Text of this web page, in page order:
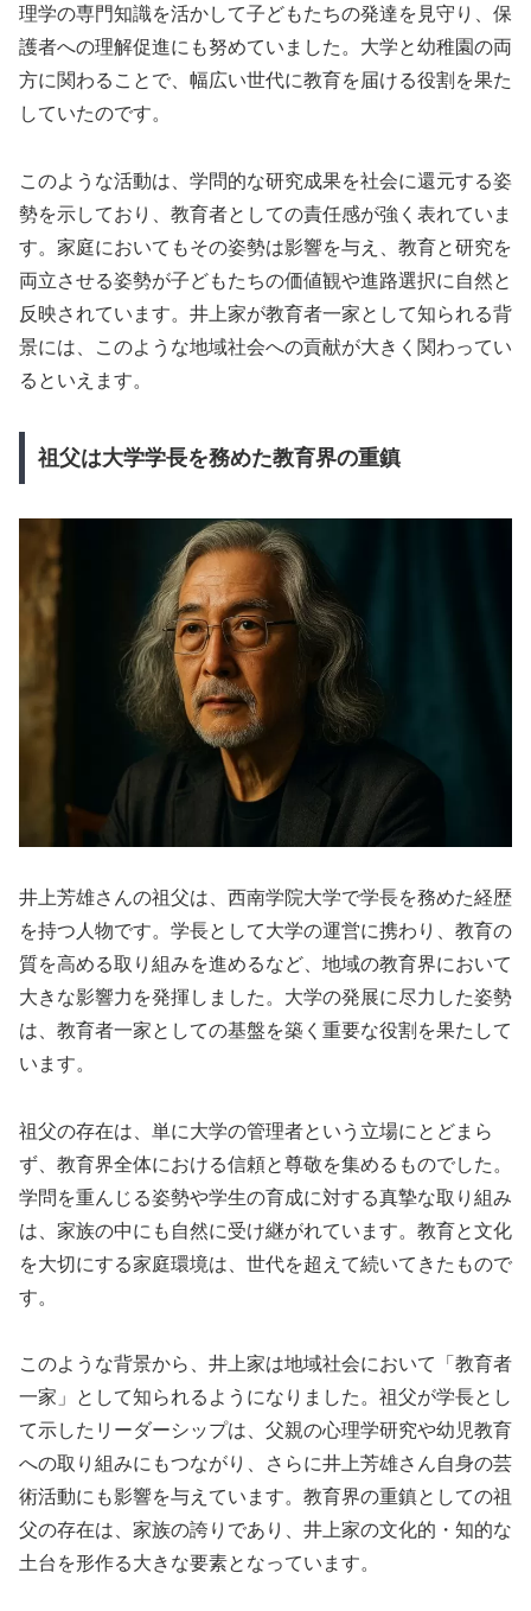
理学の専門知識を活かして子どもたちの発達を見守り、保
護者への理解促進にも努めていました。大学と幼稚園の両
方に関わることで、幅広い世代に教育を届ける役割を果た
していたのです。
このような活動は、学問的な研究成果を社会に還元する姿
勢を示しており、教育者としての責任感が強く表れていま
す。家庭においてもその姿勢は影響を与え、教育と研究を
両立させる姿勢が子どもたちの価値観や進路選択に自然と
反映されています。井上家が教育者一家として知られる背
景には、このような地域社会への貢献が大きく関わってい
るといえます。
祖父は大学学長を務めた教育界の重鎮
井上芳雄さんの祖父は、西南学院大学で学長を務めた経歴
を持つ人物です。学長として大学の運営に携わり、教育の
質を高める取り組みを進めるなど、地域の教育界において
大きな影響力を発揮しました。大学の発展に尽力した姿勢
は、教育者一家としての基盤を築く重要な役割を果たして
います。
祖父の存在は、単に大学の管理者という立場にとどまら
ず、教育界全体における信頼と尊敬を集めるものでした。
学問を重んじる姿勢や学生の育成に対する真摯な取り組み
は、家族の中にも自然に受け継がれています。教育と文化
を大切にする家庭環境は、世代を超えて続いてきたもので
す。
このような背景から、井上家は地域社会において「教育者
一家」として知られるようになりました。祖父が学長とし
て示したリーダーシップは、父親の心理学研究や幼児教育
への取り組みにもつながり、さらに井上芳雄さん自身の芸
術活動にも影響を与えています。教育界の重鎮としての祖
父の存在は、家族の誇りであり、井上家の文化的・知的な
土台を形作る大きな要素となっています。